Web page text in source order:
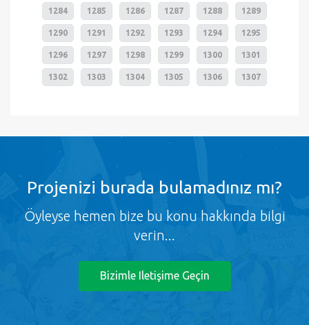
1284 1285 1286 1287 1288 1289
1290 1291 1292 1293 1294 1295
1296 1297 1298 1299 1300 1301
1302 1303 1304 1305 1306 1307
Projenizi burada bulamadınız mı?
Öyleyse hemen bize bu konu hakkında bilgi
verin...
Bizimle Iletişime Geçin